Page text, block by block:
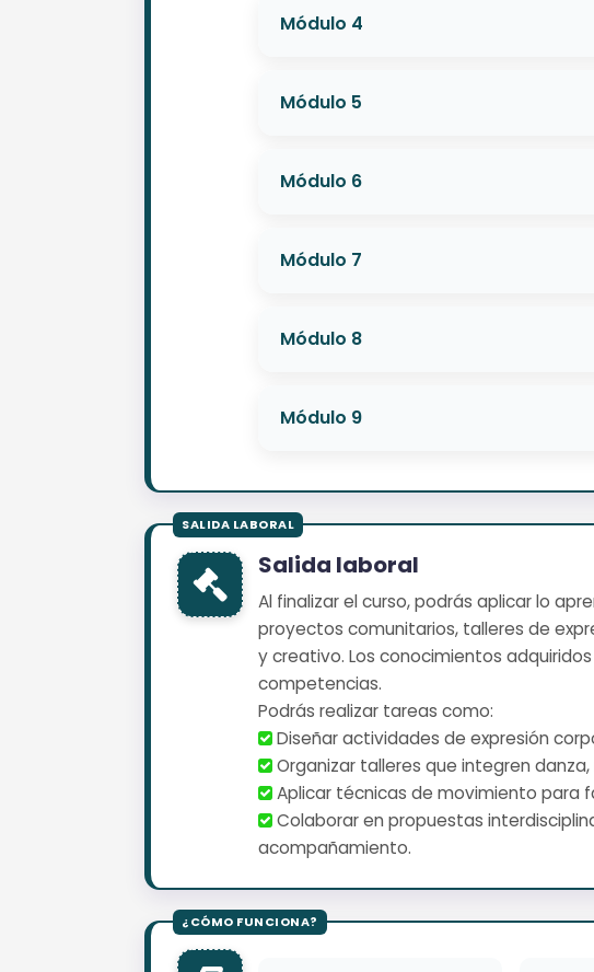
Módulo 4
Módulo 5
Módulo 6
Módulo 7
Módulo 8
Módulo 9
Salida laboral
Al finalizar el curso, podrás aplicar lo
proyectos comunitarios, talleres de
y creativo. Los conocimientos
competencias.
Podrás realizar tareas como:
Diseñar actividades de expresión
Organizar talleres que integren
Aplicar técnicas de movimiento para
Colaborar en propuestas
acompañamiento.